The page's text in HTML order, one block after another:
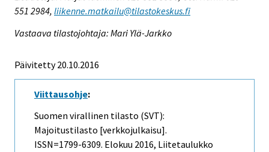
551 2984, liikenne.matkailu@tilastokeskus.fi
Vastaava tilastojohtaja: Mari Ylä-Jarkko
Päivitetty 20.10.2016
Viittausohje:
Suomen virallinen tilasto (SVT):
Majoitustilasto [verkkojulkaisu].
ISSN=1799-6309. Elokuu 2016, Liitetaulukko